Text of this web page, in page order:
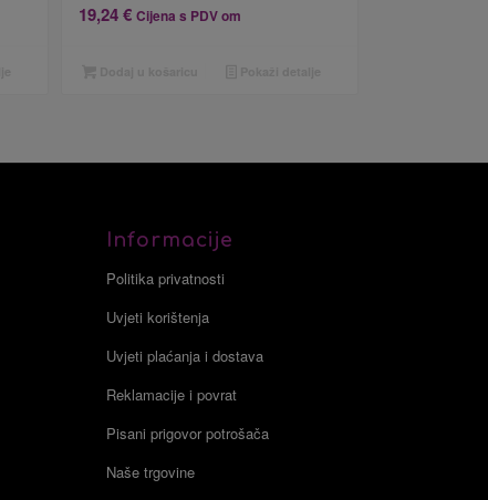
19,24€ Cijena s PDV om
Informacije
Politika privatnosti
Uvjeti korištenja
Uvjeti plaćanja i dostava
Reklamacije i povrat
Pisani prigovor potrošača
Naše trgovine